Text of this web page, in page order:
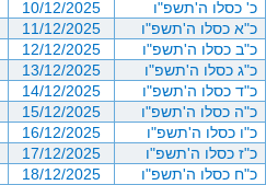
כ' כסלו ה'תשפ"ו
10/12/2025
כ"א כסלו ה'תשפ"ו
11/12/2025
כ"ב כסלו ה'תשפ"ו
12/12/2025
כ"ג כסלו ה'תשפ"ו
13/12/2025
כ"ד כסלו ה'תשפ"ו
14/12/2025
כ"ה כסלו ה'תשפ"ו
15/12/2025
כ"ו כסלו ה'תשפ"ו
16/12/2025
כ"ז כסלו ה'תשפ"ו
17/12/2025
כ"ח כסלו ה'תשפ"ו
18/12/2025